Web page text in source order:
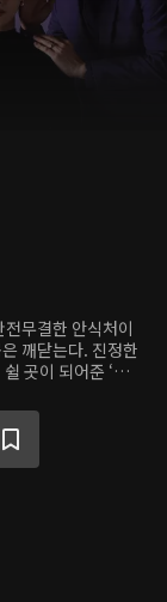
무결한 안식처이
깨닫는다. 진정한
곳이 되어준 ‘사
.